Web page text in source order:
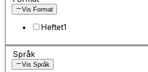
Vis Format
Heftet1
Språk
Vis Språk